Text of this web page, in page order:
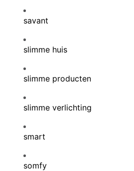
savant
slimme huis
slimme producten
slimme verlichting
smart
somfy